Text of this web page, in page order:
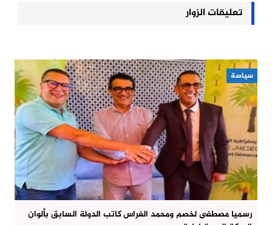
تعليقات الزوار
سياسة
رسميا مصطفى لخصم ومحمد الغراس كاتب الدولة السابق بألوان